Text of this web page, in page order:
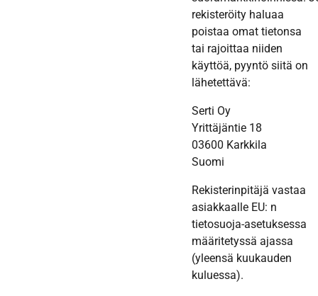
rekisteröity haluaa
poistaa omat tietonsa
tai rajoittaa niiden
käyttöä, pyyntö siitä on
lähetettävä:
Serti Oy
Yrittäjäntie 18
03600 Karkkila
Suomi
Rekisterinpitäjä vastaa
asiakkaalle EU: n
tietosuoja-asetuksessa
määritetyssä ajassa
(yleensä kuukauden
kuluessa).